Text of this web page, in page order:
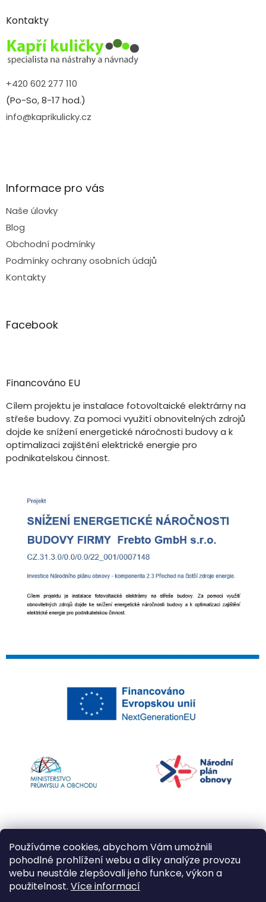
Používáme cookies, abychom Vám umožnili
pohodlné prohlížení webu a díky analýze provozu
webu neustále zlepšovali jeho funkce, výkon a
použitelnost. Více informací
aKontakty
+420 602 277 110
(Po-So, 8-17 hod.)
info@kaprikulicky.cz
Informace pro vás
Naše úlovky
Blog
Obchodní podmínky
Podmínky ochrany osobních údajů
Kontakty
Facebook
Financováno EU
Cílem projektu je instalace fotovoltaické elektrárny na
střeše budovy. Za pomoci využití obnovitelných zdrojů
dojde ke snížení energetické náročnosti budovy a k
optimalizaci zajištění elektrické energie pro
podnikatelskou činnost.